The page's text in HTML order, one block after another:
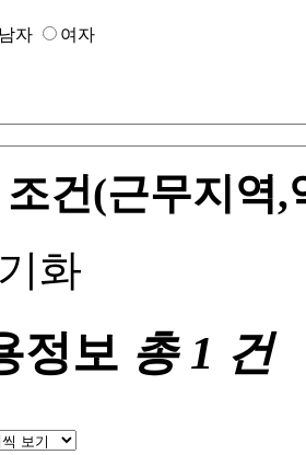
남자 여자
건(근무지역,
화
정보 총 1 건